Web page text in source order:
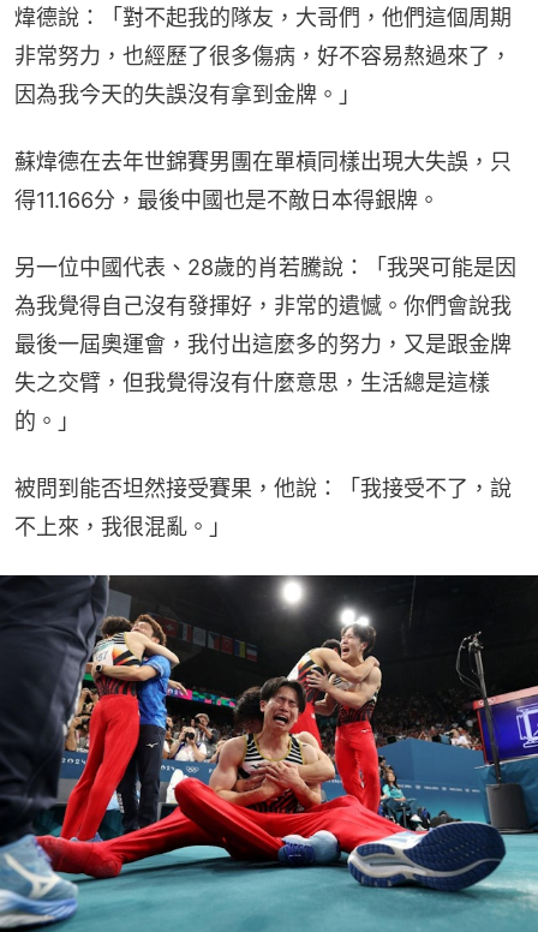
煒德說：「對不起我的隊友，大哥們，他們這個周期
非常努力，也經歷了很多傷病，好不容易熬過來了，
因為我今天的失誤沒有拿到金牌。」
蘇煒德在去年世錦賽男團在單槓同樣出現大失誤，只
得11.166分，最後中國也是不敵日本得銀牌。
另一位中國代表、28歲的肖若騰說：「我哭可能是因
為我覺得自己沒有發揮好，非常的遺憾。你們會說我
最後一屆奧運會，我付出這麼多的努力，又是跟金牌
失之交臂，但我覺得沒有什麼意思，生活總是這樣
的。」
被問到能否坦然接受賽果，他說：「我接受不了，說
不上來，我很混亂。」